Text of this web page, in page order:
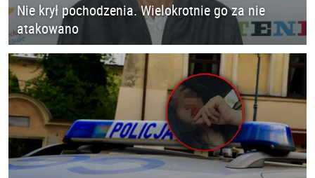
Nie krył pochodzenia. Wielokrotnie go za nie
atakowano